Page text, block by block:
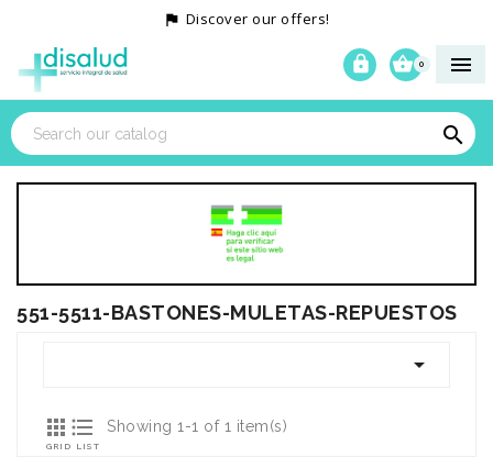
 Discover our offers!

0



551-5511-BASTONES-MULETAS-REPUESTOS


GRID

LIST
Showing 1-1 of 1 item(s)